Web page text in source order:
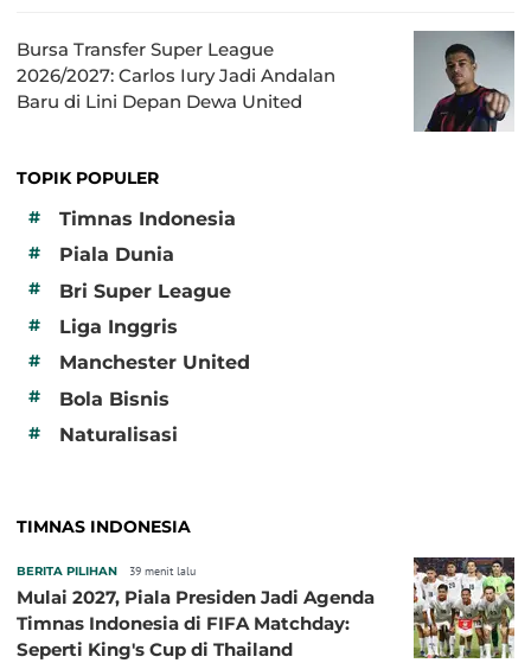
Bursa Transfer Super League
2026/2027: Carlos Iury Jadi Andalan
Baru di Lini Depan Dewa United
TOPIK POPULER
#
Timnas Indonesia
# Piala Dunia
# Bri Super League
# Liga Inggris
# Manchester United
# Bola Bisnis
# Naturalisasi
TIMNAS INDONESIA
BERITA PILIHAN 39 menit lalu
Mulai 2027, Piala Presiden Jadi Agenda
Timnas Indonesia di FIFA Matchday:
Seperti King's Cup di Thailand